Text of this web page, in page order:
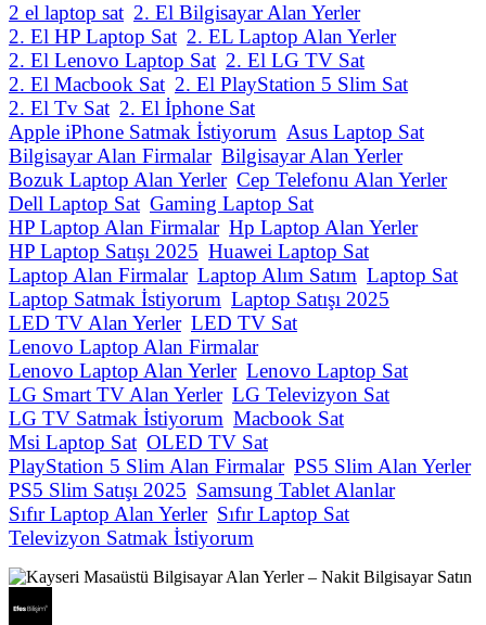
2 el laptop sat 2. El Bilgisayar Alan Yerler
2. El HP Laptop Sat 2. EL Laptop Alan Yerler
2. El Lenovo Laptop Sat 2. El LG TV Sat
2. El Macbook Sat 2. El PlayStation 5 Slim Sat
2. El Tv Sat 2. El İphone Sat
Apple iPhone Satmak İstiyorum Asus Laptop Sat
Bilgisayar Alan Firmalar Bilgisayar Alan Yerler
Bozuk Laptop Alan Yerler Cep Telefonu Alan Yerler
Dell Laptop Sat Gaming Laptop Sat
HP Laptop Alan Firmalar Hp Laptop Alan Yerler
HP Laptop Satışı 2025 Huawei Laptop Sat
Laptop Alan Firmalar Laptop Alım Satım Laptop Sat
Laptop Satmak İstiyorum Laptop Satışı 2025
LED TV Alan Yerler LED TV Sat
Lenovo Laptop Alan Firmalar
Lenovo Laptop Alan Yerler Lenovo Laptop Sat
LG Smart TV Alan Yerler LG Televizyon Sat
LG TV Satmak İstiyorum Macbook Sat
Msi Laptop Sat OLED TV Sat
PlayStation 5 Slim Alan Firmalar PS5 Slim Alan Yerler
PS5 Slim Satışı 2025 Samsung Tablet Alanlar
Sıfır Laptop Alan Yerler Sıfır Laptop Sat
Televizyon Satmak İstiyorum